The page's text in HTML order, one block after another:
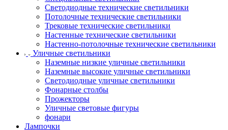
Светодиодные технические светильники
Потолочные технические светильники
Трековые технические светильники
Настенные технические светильники
Настенно-потолочные технические светильники
Уличные светильники
Наземные низкие уличные светильники
Наземные высокие уличные светильники
Светодиодные уличные светильники
Фонарные столбы
Прожекторы
Уличные световые фигуры
фонари
Лампочки